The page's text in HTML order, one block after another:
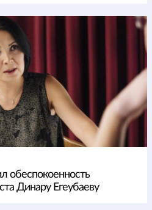
обеспокоенность
Динару Егеубаеву